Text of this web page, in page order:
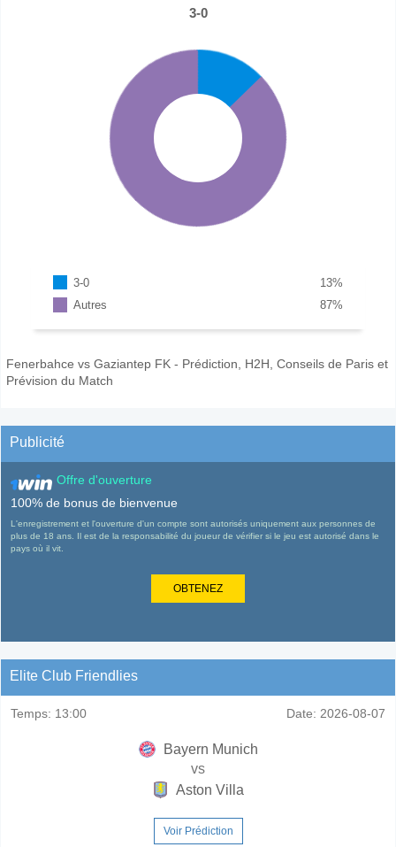
3-0
3-0 %
13
Autres
%
87
Fenerbahce vs Gaziantep FK - Prédiction, H2H, Conseils de Paris et
Prévision du Match
Publicité
Offre d'ouverture
100% de bonus de bienvenue
L'enregistrement et l'ouverture d'un compte sont autorisés uniquement aux personnes de
plus de 18 ans. Il est de la responsabilité du joueur de vérifier si le jeu est autorisé dans le
pays où il vit.
OBTENEZ
Elite Club Friendlies
Temps: 13:00 Date: 2026-08-07
Bayern Munich
vs
Aston Villa
Voir Prédiction